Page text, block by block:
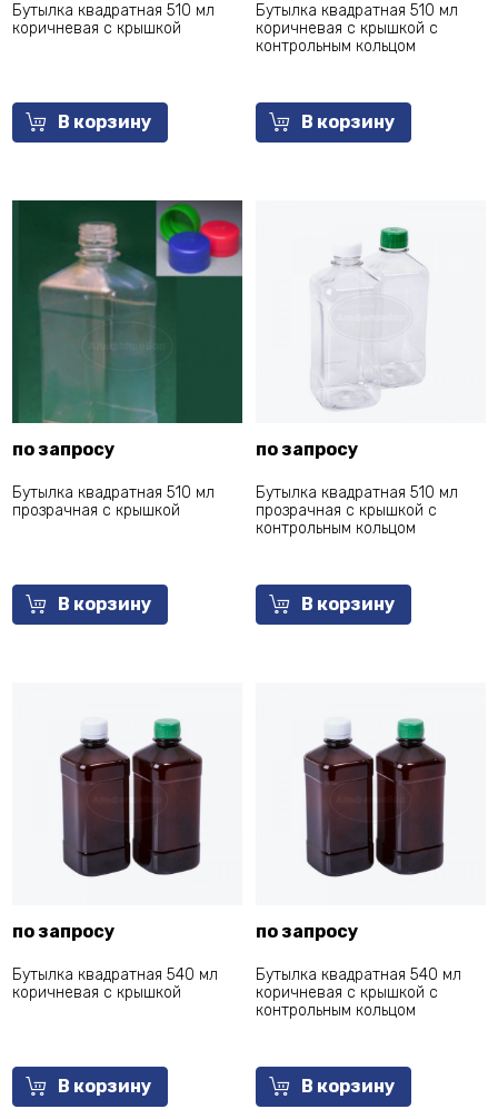
Бутылка квадратная 510 мл
коричневая с крышкой
В корзину
Бутылка квадратная 510 мл
коричневая с крышкой с
контрольным кольцом
В корзину
по запросу
Бутылка квадратная 510 мл
прозрачная с крышкой
В корзину
по запросу
Бутылка квадратная 510 мл
прозрачная с крышкой с
контрольным кольцом
В корзину
по запросу
Бутылка квадратная 540 мл
коричневая с крышкой
В корзину
по запросу
Бутылка квадратная 540 мл
коричневая с крышкой с
контрольным кольцом
В корзину